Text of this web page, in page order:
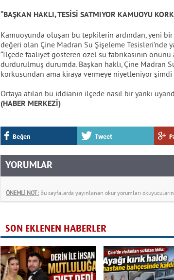
“BAŞKAN HAKLI, TESİSİ SATMIYOR KAMUOYU
Kamuoyunda oluşan bu tepkilerin ardından, yeni bir
değeri olan Çine Madran Su Şişeleme Tesisleri’nde
“İlçede faaliyet gösteren özel su fabrikasının
durdurulmuş durumda. Başkan haklı, Çine Madran
korkusundan ama kiraya vermeye niyetleniyor şimdi
Ortaya atılan bu iddianın ilçede nasıl bir yankı
(HABER MERKEZİ)
Beğen Tweet
YORUMLAR
ÖNEMLİ NOT: Bu sayfalarda yayınlanan okur yorumları
SON EKLENEN HABERLER